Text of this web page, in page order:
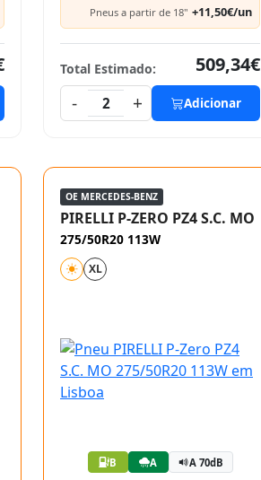
Pneus a partir de 18" +11,50€/un
Total Estimado:
509,34€
-
2 + Adicionar
OE MERCEDES-BENZ
PIRELLI P-ZERO PZ4 S.C. MO
275/50R20 113W
XL
B A A 70dB